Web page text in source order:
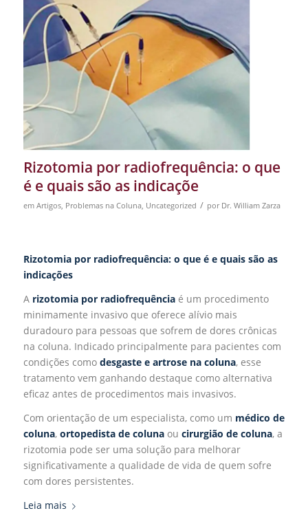
Rizotomia por radiofrequência: o que
é e quais são as indicaçõe
em Artigos, Problemas na Coluna, Uncategorized / por Dr. William Zarza
Rizotomia por radiofrequência: o que é e quais são as
indicações
Arizotomia por radiofrequênciaé um procedimento
minimamente invasivo que oferece alívio mais
duradouro para pessoas que sofrem de dores crônicas
na coluna. Indicado principalmente para pacientes com
condições como desgaste e artrose na coluna, esse
tratamento vem ganhando destaque como alternativa
eficaz antes de procedimentos mais invasivos.
Com orientação de um especialista, como um médico de
coluna, ortopedista de colunaou cirurgião de coluna, a
rizotomia pode ser uma solução para melhorar
significativamente a qualidade de vida de quem sofre
com dores persistentes.
Leia mais